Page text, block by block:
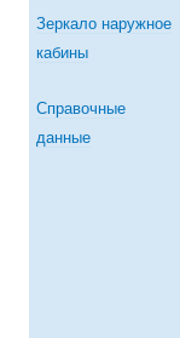
Зеркало наружное
кабины
Справочные
данные